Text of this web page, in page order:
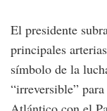
El presidente
principales
símbolo de la
“irreversible”